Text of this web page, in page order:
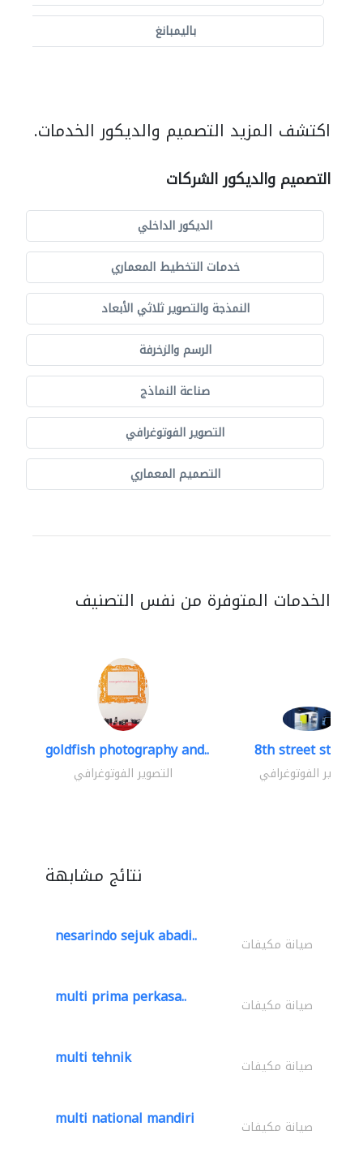
باليمبانغ
اكتشف المزيد التصميم والديكور الخدمات.
التصميم والديكور الشركات
الديكور الداخلي
خدمات التخطيط المعماري
النمذجة والتصوير ثلاثي الأبعاد
الرسم والزخرفة
صناعة النماذج
التصوير الفوتوغرافي
التصميم المعماري
الخدمات المتوفرة من نفس التصنيف
goldfish photography and..
التصوير الفوتوغرافي
8th street studios
التصوير الفوتوغرافي
نتائج مشابهة
nesarindo sejuk abadi.. صيانة مكيفات
multi prima perkasa.. صيانة مكيفات
multi tehnik صيانة مكيفات
multi national mandiri صيانة مكيفات